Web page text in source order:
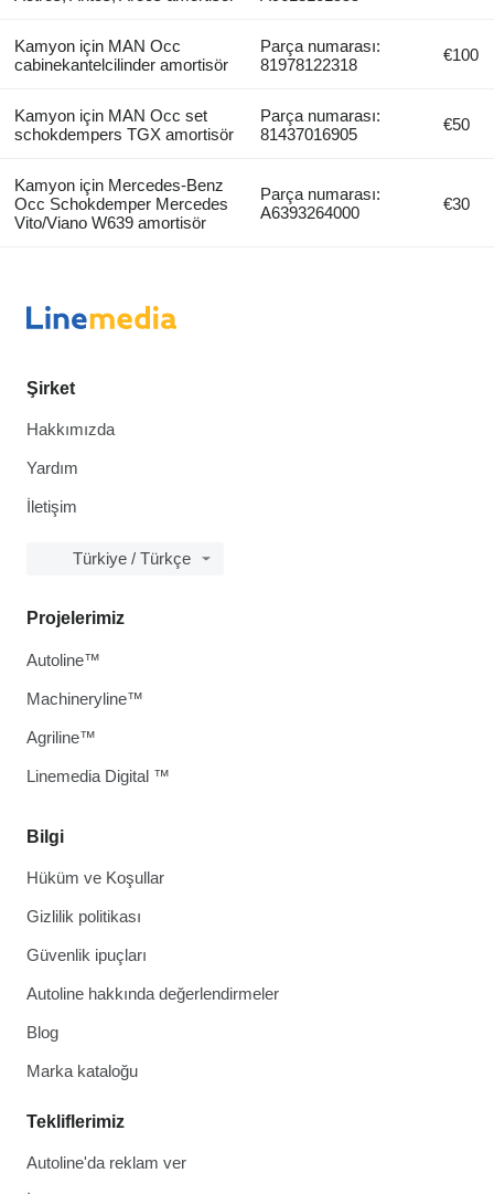
Kamyon için MAN Occ
cabinekantelcilinder amortisör
Parça numarası:
81978122318
€100
Kamyon için MAN Occ set
schokdempers TGX amortisör
Parça numarası:
81437016905
€50
Kamyon için Mercedes-Benz
Occ Schokdemper Mercedes
Vito/Viano W639 amortisör
Parça numarası:
A6393264000
€30
Şirket
Hakkımızda
Yardım
İletişim
Türkiye / Türkçe
Bilgi
Hüküm ve Koşullar
Gizlilik politikası
Güvenlik ipuçları
Autoline hakkında değerlendirmeler
Blog
Marka kataloğu
Tekliflerimiz
Autoline'da reklam ver
Projelerimiz
Autoline™
Machineryline™
Agriline™
Linemedia Digital ™